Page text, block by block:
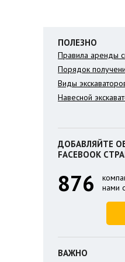
ПОЛЕЗНО
Правила аренды
Порядок
Виды
Навесной
ДОБАВЛЯЙТЕ
FACEBOOK
876
нами
ВАЖНО